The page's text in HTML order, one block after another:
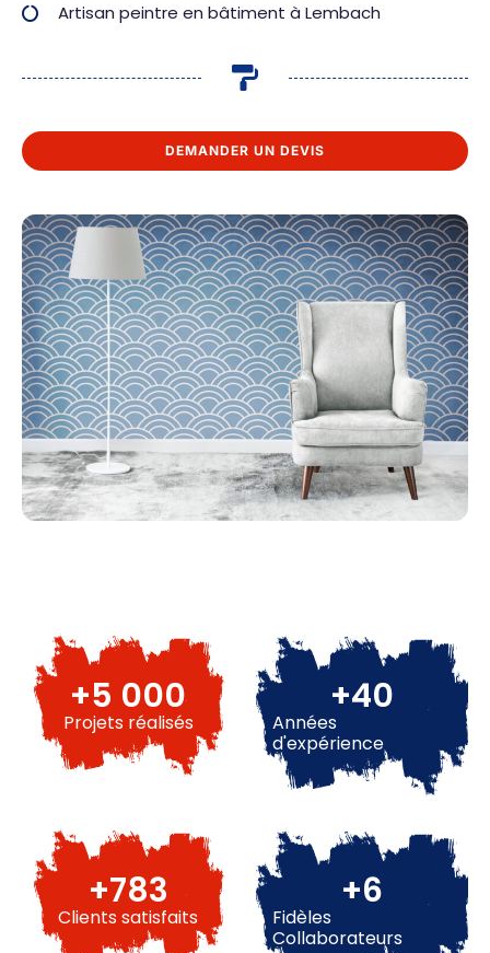
Artisan peintre en bâtiment à Lembach
DEMANDER UN DEVIS
Projets réalisés
+5 000
Années
d'expérience
+48
Clients satisfaits
+971
Fidèles
Collaborateurs
+8